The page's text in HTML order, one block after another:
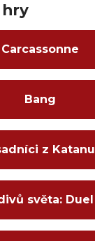
hry
Carcassonne
Bang
z Katanu
světa: Duel